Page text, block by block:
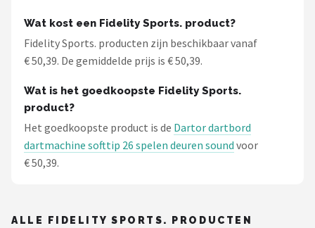
Wat kost een Fidelity Sports. product?
Fidelity Sports. producten zijn beschikbaar vanaf
€ 50,39. De gemiddelde prijs is € 50,39.
Wat is het goedkoopste Fidelity Sports.
product?
Het goedkoopste product is de Dartor dartbord
dartmachine softtip 26 spelen deuren sound voor
€ 50,39.
ALLE FIDELITY SPORTS. PRODUCTEN